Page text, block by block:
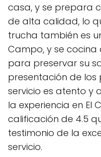
casa, y se prepara
de alta calidad, lo
trucha también es
Campo, y se
para preservar su
presentación de los
servicio es atento y
la experiencia en El
calificación de 4.5
testimonio de la
servicio.